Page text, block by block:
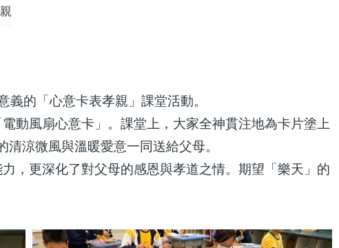
義的「心意卡表孝親」課堂活動。
動風扇心意卡」。課堂上，大家全神貫注地為卡片塗上
涼微風與溫暖愛意一同送給父母。
，更深化了對父母的感恩與孝道之情。期望「樂天」的